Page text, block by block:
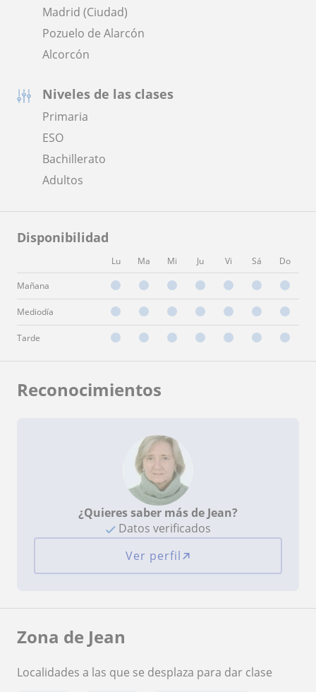
Madrid (Ciudad)
Pozuelo de Alarcón
Alcorcón
Niveles de las clases
Primaria
ESO
Bachillerato
Adultos
Disponibilidad
Lu Ma Mi Ju Vi Sá Do
Mañana
Mediodía
Tarde
Reconocimientos
¿Quieres saber más de Jean?
Datos verificados
Ver perfil
Zona de Jean
Localidades a las que se desplaza para dar clase